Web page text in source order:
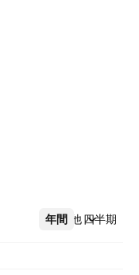
年間 四半期
その他